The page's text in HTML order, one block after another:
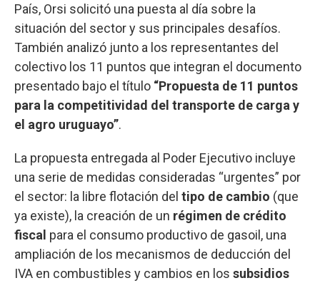
País, Orsi solicitó una puesta al día sobre la
situación del sector y sus principales desafíos.
También analizó junto a los representantes del
colectivo los 11 puntos que integran el documento
presentado bajo el título “Propuesta de 11 puntos
para la competitividad del transporte de carga y
el agro uruguayo”.
La propuesta entregada al Poder Ejecutivo incluye
una serie de medidas consideradas “urgentes” por
el sector: la libre flotación del tipo de cambio (que
ya existe), la creación de un régimen de crédito
fiscal para el consumo productivo de gasoil, una
ampliación de los mecanismos de deducción del
IVA en combustibles y cambios en los subsidios